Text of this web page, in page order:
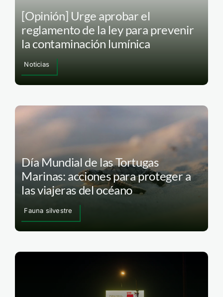
[Opinión] Urge aprobar el
reglamento de la ley para prevenir
la contaminación lumínica
Noticias
Día Mundial de las Tortugas
Marinas: acciones para proteger a
las viajeras del océano
Fauna silvestre